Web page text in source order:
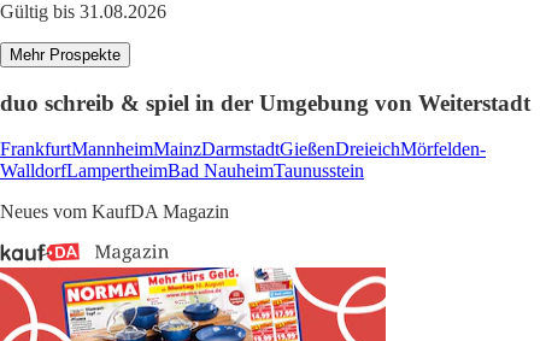
Gültig bis 31.08.2026
Mehr Prospekte
duo schreib & spiel in der Umgebung von Weiterstadt
FrankfurtMannheimMainzDarmstadtGießenDreieichMörfelden-
WalldorfLampertheimBad NauheimTaunusstein
Neues vom KaufDA Magazin